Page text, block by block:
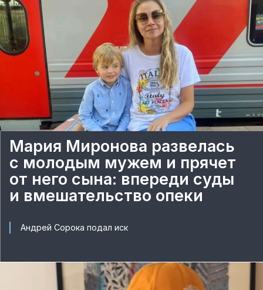
Мария Миронова развелась
с молодым мужем и прячет
от него сына: впереди суды
и вмешательство опеки
Андрей Сорока подал иск